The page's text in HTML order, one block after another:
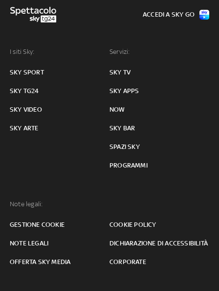
I siti Sky:
SKY SPORT
SKY TG24
SKY VIDEO
SKY ARTE
Servizi:
SKY TV
SKY APPS
NOW
SKY BAR
SPAZI SKY
PROGRAMMI
Note legali:
GESTIONE COOKIE COOKIE POLICY
NOTE LEGALI DICHIARAZIONE DI ACCESSIBILITÀ
OFFERTA SKY MEDIA CORPORATE
ACCEDI A SKY GO